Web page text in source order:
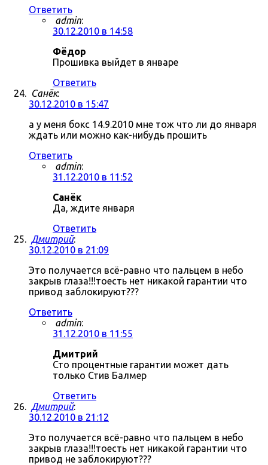
Ответить
admin:
30.12.2010 в 14:58
Фёдор
Прошивка выйдет в январе
Ответить
Санёк:
30.12.2010 в 15:47
а у меня бокс 14.9.2010 мне тож что ли до января
ждать или можно как-нибудь прошить
Ответить
admin:
31.12.2010 в 11:52
Санёк
Да, ждите января
Ответить
Дмитрий:
30.12.2010 в 21:09
Это получается всё-равно что пальцем в небо
закрыв глаза!!!тоесть нет никакой гарантии что
привод заблокируют???
Ответить
admin:
31.12.2010 в 11:55
Дмитрий
Сто процентные гарантии может дать
только Стив Балмер
Ответить
Дмитрий:
30.12.2010 в 21:12
Это получается всё-равно что пальцем в небо
закрыв глаза!!!тоесть нет никакой гарантии что
привод не заблокируют???